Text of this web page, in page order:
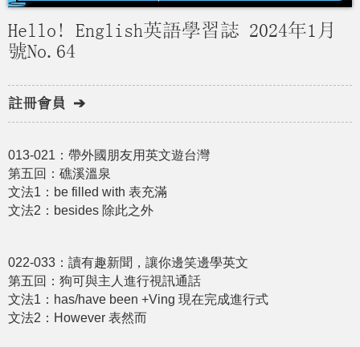
Hello! English英語學習誌 2024年1月
號No.64
註冊會員 ➔
013-021：帶外國朋友用英文遊台灣
第五回：礁溪溫泉
文法1：be filled with 表充滿
文法2：besides 除此之外
022-033：讀有趣新聞，讓你邊笑邊學英文
第五回：狗可與主人進行視訊通話
文法1：has/have been +Ving 現在完成進⾏式
文法2：However 表然⽽